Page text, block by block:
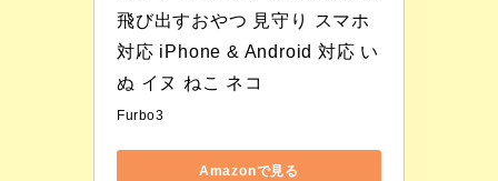
飛び出すおやつ 見守り スマホ
対応 iPhone & Android 対応 い
ぬ イヌ ねこ ネコ
Furbo3
Amazonで見る